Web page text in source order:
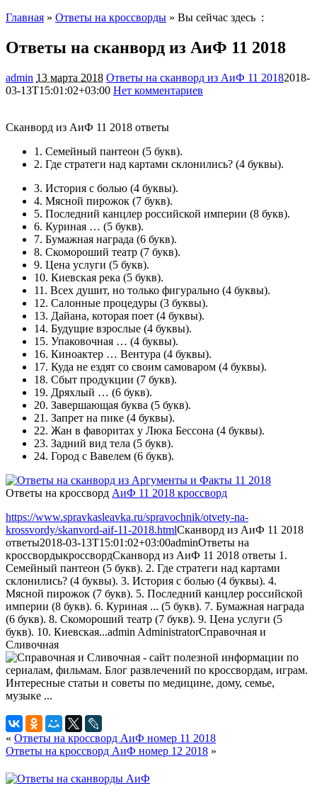
Главная » Ответы на кроссворды » Вы сейчас здесь :
Ответы на сканворд из АиФ 11 2018
admin 13 марта 2018 Ответы на сканворд из АиФ 11 20182018-
03-13T15:01:02+03:00 Нет комментариев
Сканворд из АиФ 11 2018 ответы
1. Семейный пантеон (5 букв).
2. Где стратеги над картами склонились? (4 буквы).
3. История с болью (4 буквы).
4. Мясной пирожок (7 букв).
5. Последний канцлер российской империи (8 букв).
6. Куриная … (5 букв).
7. Бумажная награда (6 букв).
8. Скомороший театр (7 букв).
9. Цена услуги (5 букв).
10. Киевская река (5 букв).
11. Всех душит, но только фигурально (4 буквы).
12. Салонные процедуры (3 буквы).
13. Дайана, которая поет (4 буквы).
14. Будущие взрослые (4 буквы).
15. Упаковочная … (4 буквы).
16. Киноактер … Вентура (4 буквы).
17. Куда не ездят со своим самоваром (4 буквы).
18. Сбыт продукции (7 букв).
19. Дряхлый … (6 букв).
20. Завершающая буква (5 букв).
21. Запрет на пике (4 буквы).
22. Жан в фаворитах у Люка Бессона (4 буквы).
23. Задний вид тела (5 букв).
24. Город с Вавелем (6 букв).
Ответы на кроссворд АиФ 11 2018 кроссворд
https://www.spravkasleavka.ru/spravochnik/otvety-na-
krossvordy/skanvord-aif-11-2018.htmlСканворд из АиФ 11 2018
ответы2018-03-13T15:01:02+03:00adminОтветы на
кроссвордыкроссвордСканворд из АиФ 11 2018 ответы 1.
Семейный пантеон (5 букв). 2. Где стратеги над картами
склонились? (4 буквы). 3. История с болью (4 буквы). 4.
Мясной пирожок (7 букв). 5. Последний канцлер российской
империи (8 букв). 6. Куриная ... (5 букв). 7. Бумажная награда
(6 букв). 8. Скомороший театр (7 букв). 9. Цена услуги (5
букв). 10. Киевская...admin AdministratorСправочная и
Сливочная
« Ответы на кроссворд АиФ номер 11 2018
Ответы на кроссворд АиФ номер 12 2018 »